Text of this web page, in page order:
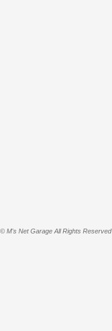
© M's Net Garage All Rights Reserved